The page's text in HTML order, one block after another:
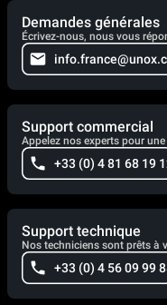
Demandes générales
Écrivez-nous, nous vous
Support commercial
Appelez nos experts pour
+33 (0) 4 81 68 19
Support technique
Nos techniciens sont prêts à
+33 (0) 4 56 09 99